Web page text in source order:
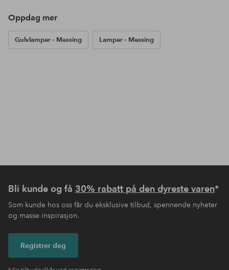
Oppdag mer
Gulvlamper – Messing Lamper – Messing
Bli kunde og få 30% rabatt på den dyreste varen*
Som kunde hos oss får du eksklusive tilbud, spennende nyheter
og masse inspirasjon.
Registrer deg